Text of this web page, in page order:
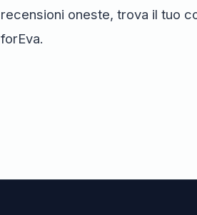
recensioni oneste, trova il tuo
forEva.